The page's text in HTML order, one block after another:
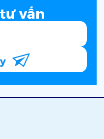
vấn